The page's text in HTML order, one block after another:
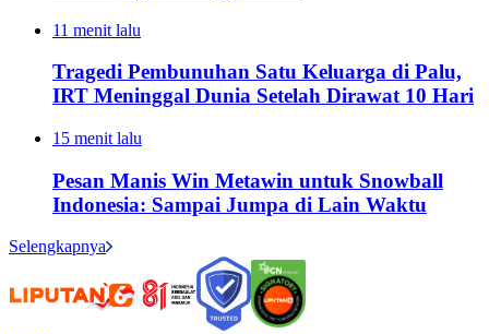
11 menit lalu
Tragedi Pembunuhan Satu Keluarga di Palu,
IRT Meninggal Dunia Setelah Dirawat 10 Hari
15 menit lalu
Pesan Manis Win Metawin untuk Snowball
Indonesia: Sampai Jumpa di Lain Waktu
Selengkapnya